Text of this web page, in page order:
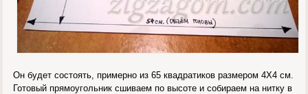
Он будет состоять, примерно из 65 квадратиков размером 4Х4 см.
Готовый прямоугольник сшиваем по высоте и собираем на нитку в